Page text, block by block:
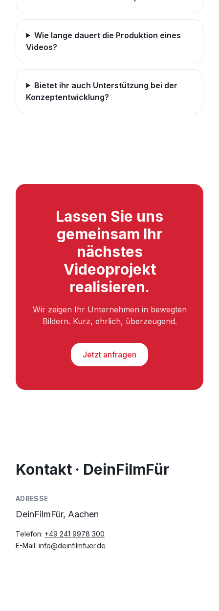
Wie lange dauert die Produktion eines
Videos?
Bietet ihr auch Unterstützung bei der
Konzeptentwicklung?
Lassen Sie uns
gemeinsam Ihr
nächstes
Videoprojekt
realisieren.
Wir zeigen Ihr Unternehmen in bewegten
Bildern. Kurz, ehrlich, überzeugend.
Jetzt anfragen
Kontakt · DeinFilmFür
ADRESSE
DeinFilmFür, Aachen
Telefon: +49 241 9978 300
E-Mail: info@deinfilmfuer.de